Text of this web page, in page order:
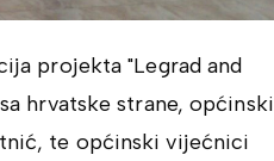
projekta "Legrad and
hrvatske strane, općinski
te općinski vijećnici